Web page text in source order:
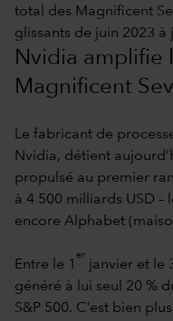
total des Magnificent
glissants de juin 2023 à
Nvidia amplifie
Magnificent
Le fabricant de
Nvidia, détient
propulsé au premier
à 4 500 milliards USD
encore Alphabet
Entre le 1
er
janvier et le
généré à lui seul 20 %
S&P 500. C’est bien